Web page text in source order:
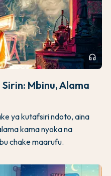
headphones
Mbinu, Alama
ya kutafsiri ndoto, aina
kama nyoka na
chake maarufu.